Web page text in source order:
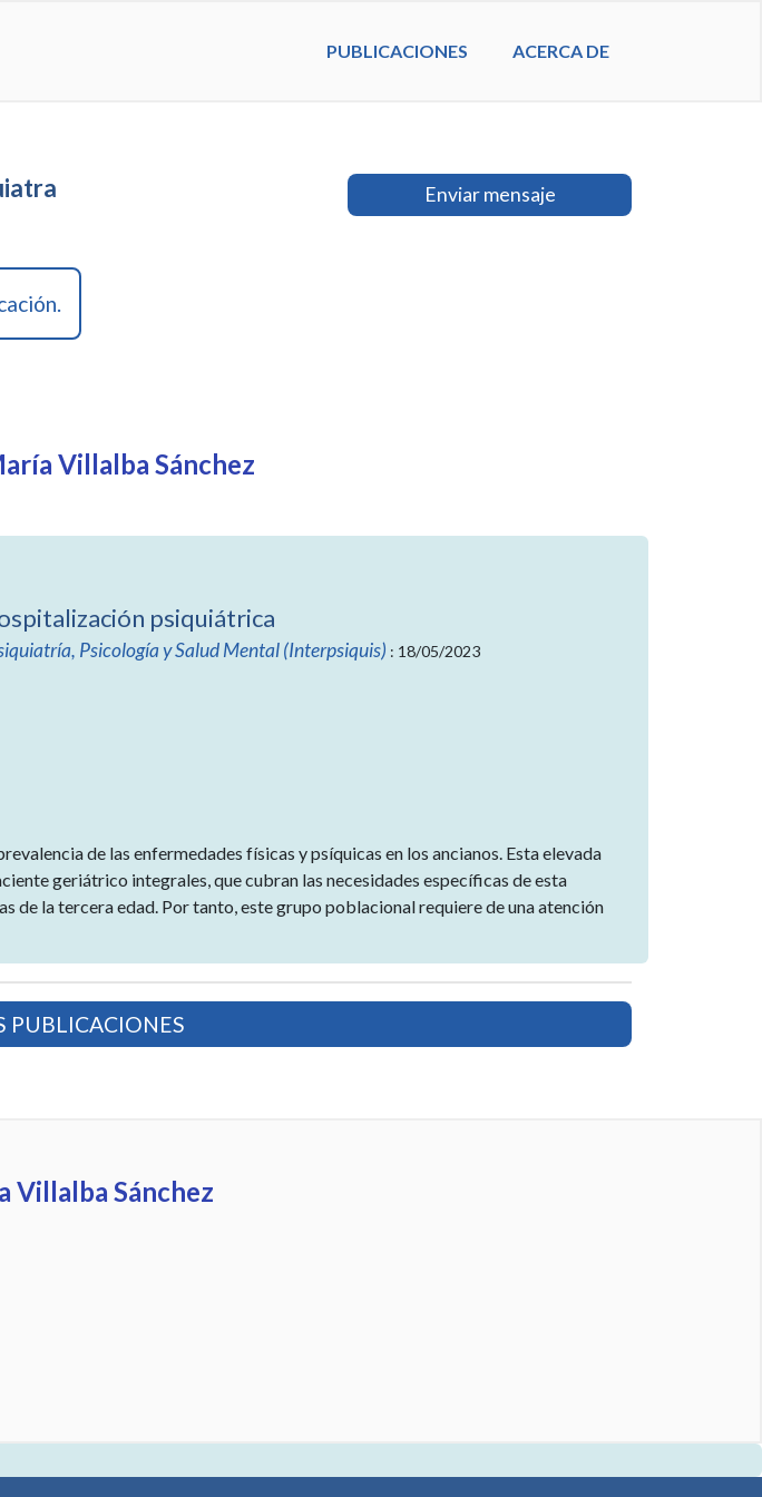
PUBLICACIONES ACERCA DE
Enviar mensaje
Villalba Sánchez
psiquiátrica
Psicología y Salud Mental (Interpsiquis) : 18/05/2023
de las enfermedades físicas y psíquicas en los ancianos. Esta elevada
geriátrico integrales, que cubran las necesidades específicas de esta
de la tercera edad. Por tanto, este grupo poblacional requiere de una atención
PUBLICACIONES
Villalba Sánchez